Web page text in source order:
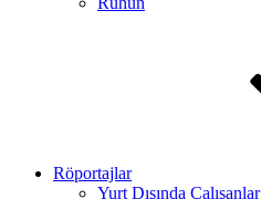
Röportajlar
Yurt Dışında Çalışanlar